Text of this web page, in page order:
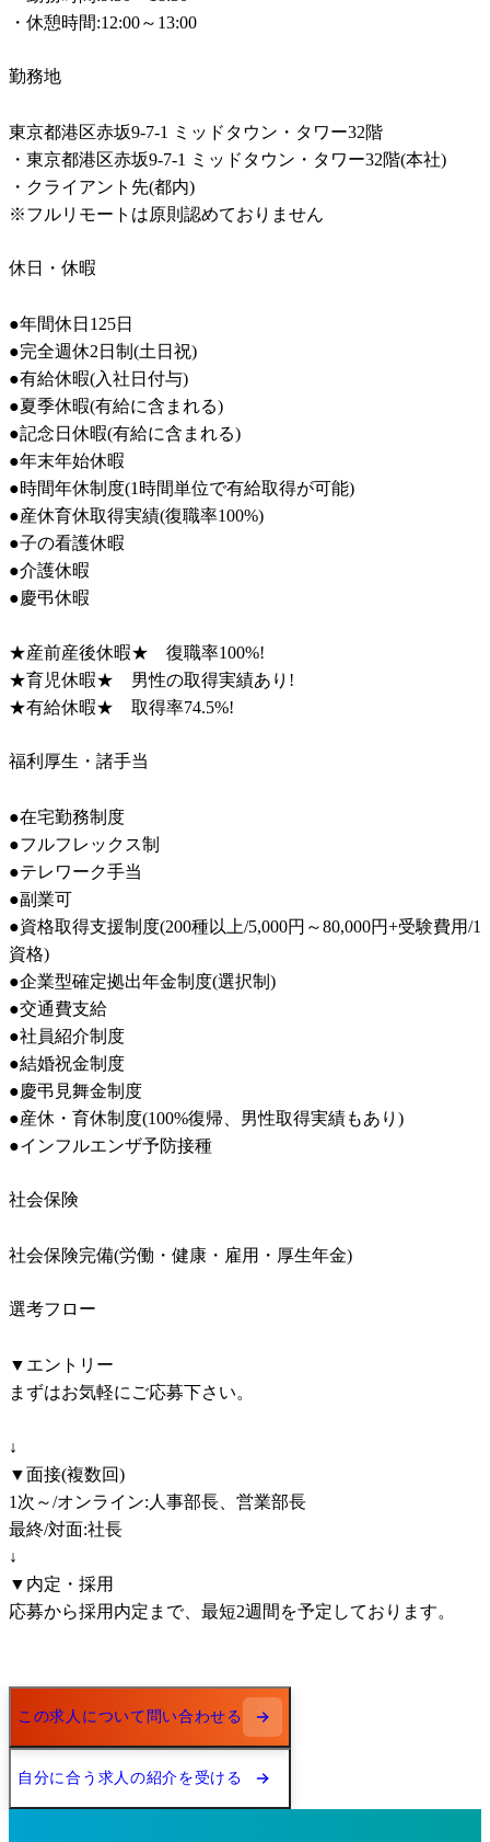
・休憩時間:12:00～13:00
勤務地
東京都港区赤坂9-7-1 ミッドタウン・タワー32階
・東京都港区赤坂9-7-1 ミッドタウン・タワー32階(本社)
・クライアント先(都内)
※フルリモートは原則認めておりません
休日・休暇
●年間休日125日
●完全週休2日制(土日祝)
●有給休暇(入社日付与)
●夏季休暇(有給に含まれる)
●記念日休暇(有給に含まれる)
●年末年始休暇
●時間年休制度(1時間単位で有給取得が可能)
●産休育休取得実績(復職率100%)
●子の看護休暇
●介護休暇
●慶弔休暇
★産前産後休暇★　復職率100%!
★育児休暇★　男性の取得実績あり!
★有給休暇★　取得率74.5%!
福利厚生・諸手当
●在宅勤務制度
●フルフレックス制
●テレワーク手当
●副業可
●資格取得支援制度(200種以上/5,000円～80,000円+受験費用/1
資格)
●企業型確定拠出年金制度(選択制)
●交通費支給
●社員紹介制度
●結婚祝金制度
●慶弔見舞金制度
●産休・育休制度(100%復帰、男性取得実績もあり)
●インフルエンザ予防接種
社会保険
社会保険完備(労働・健康・雇用・厚生年金)
選考フロー
▼エントリー
まずはお気軽にご応募下さい。
↓
▼面接(複数回)
1次～/オンライン:人事部長、営業部長
最終/対面:社長
↓
▼内定・採用
応募から採用内定まで、最短2週間を予定しております。
この求人について問い合わせる
自分に合う求人の紹介を受ける